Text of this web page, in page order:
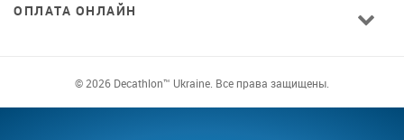
ОПЛАТА ОНЛАЙН
© 2026 Decathlon™ Ukraine. Все права защищены.